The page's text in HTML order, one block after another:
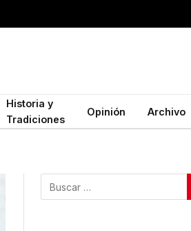
Historia y
Tradiciones
Opinión Archivo